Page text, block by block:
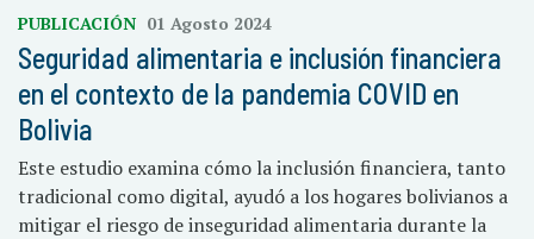
PUBLICACIÓN 01 Agosto 2024
Seguridad alimentaria e inclusión financiera
en el contexto de la pandemia COVID en
Bolivia
Este estudio examina cómo la inclusión financiera, tanto
tradicional como digital, ayudó a los hogares bolivianos a
mitigar el riesgo de inseguridad alimentaria durante la